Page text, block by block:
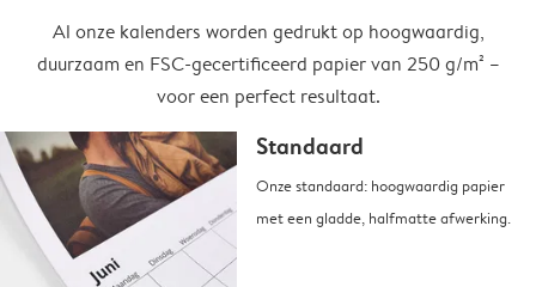
Al onze kalenders worden gedrukt op hoogwaardig,
duurzaam en FSC-gecertificeerd papier van 250 g/m² –
voor een perfect resultaat.
Standaard
Onze standaard: hoogwaardig papier
met een gladde, halfmatte afwerking.